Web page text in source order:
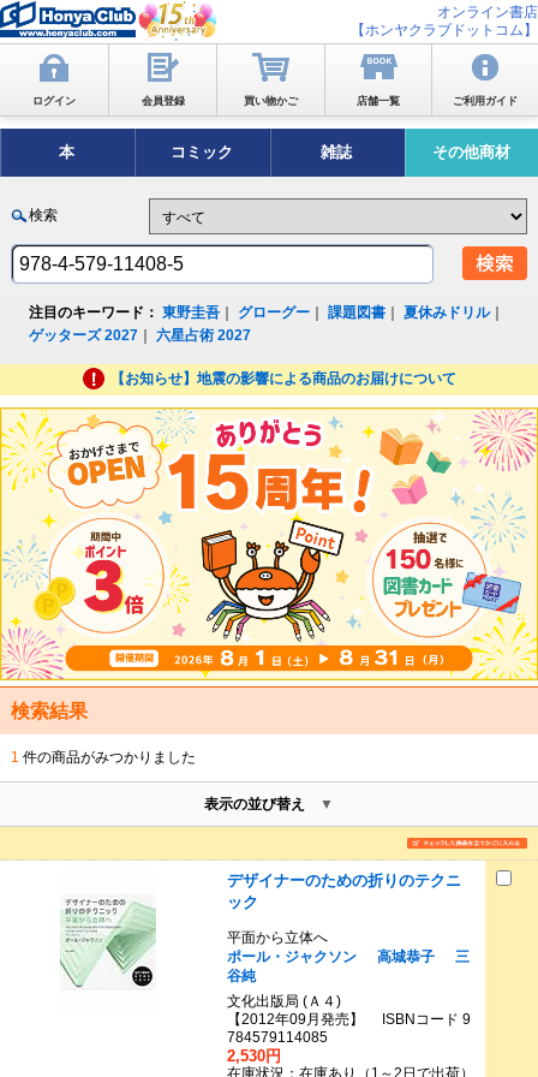
オンライン書店
【ホンヤクラブドットコム】
ログイン 会員登録 買い物かご 店舗一覧 ご利用ガイド
本 コミック 雑誌 その他商材
検索
注目のキーワード： 東野圭吾 グローグー ｜課題図書 ｜夏休みドリル｜
ゲッターズ 2027 ｜六星占術 2027
【お知らせ】地震の影響による商品のお届けについて
検索結果
1 件の商品がみつかりました
表示の並び替え
デザイナーのための折りのテクニ
ック
平面から立体へ
ポール・ジャクソン
高城恭子
三
谷純
文化出版局 (Ａ４)
【2012年09月発売】 ISBNコード 9
784579114085
2,530円
在庫状況：在庫あり（1～2日で出荷）